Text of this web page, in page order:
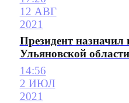
12 АВГ
2021
Президент назначил
Ульяновской области
14:56
2 ИЮЛ
2021